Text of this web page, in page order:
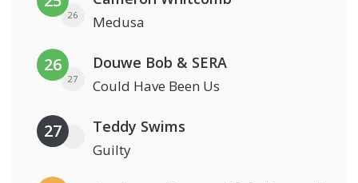
26 Medusa
26
27
Douwe Bob & SERA
Could Have Been Us
27 Teddy Swims
Guilty